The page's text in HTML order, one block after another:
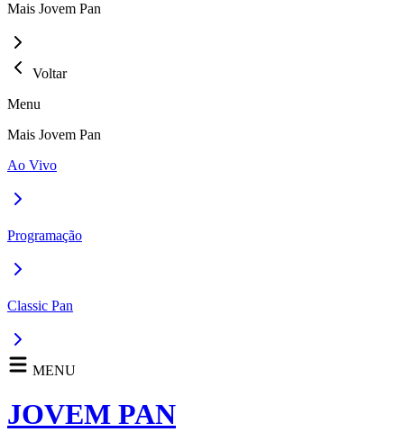
Mais Jovem Pan
Voltar
Menu
Mais Jovem Pan
Ao Vivo
Programação
Classic Pan
MENU
JOVEM PAN